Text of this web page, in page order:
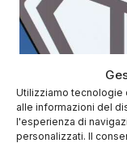
Utilizziamo tecnologie
alle informazioni del
l'esperienza di
personalizzati. Il